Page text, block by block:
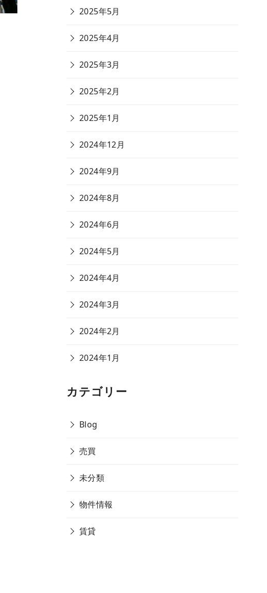
2025年5月
2025年4月
2025年3月
2025年2月
2025年1月
2024年12月
2024年9月
2024年8月
2024年6月
2024年5月
2024年4月
2024年3月
2024年2月
2024年1月
カテゴリー
Blog
売買
未分類
物件情報
賃貸